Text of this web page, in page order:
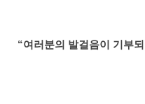
“여러분의 발걸음이 기부